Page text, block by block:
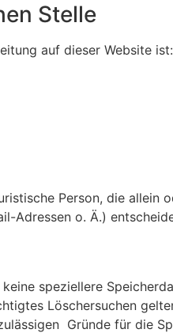
Stelle
auf dieser Website ist:
Person, die
Adressen o. Ä.)
speziellere
Löschersuchen
Gründe für die